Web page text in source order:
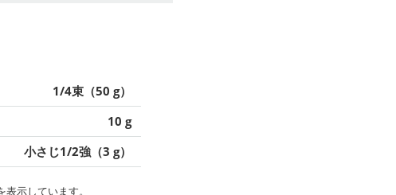
1/4束（50 g）
10 g
小さじ1/2強（3 g）
示しています。